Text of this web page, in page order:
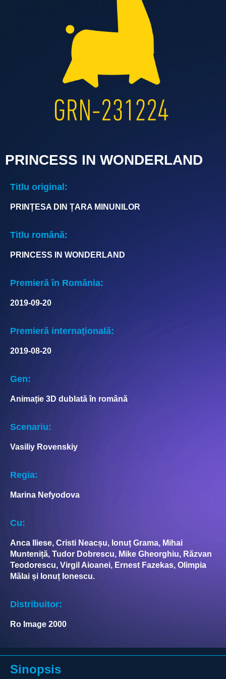
PRINCESS IN WONDERLAND
Titlu original:
PRINȚESA DIN ȚARA MINUNILOR
Titlu română:
PRINCESS IN WONDERLAND
Premieră în România:
2019-09-20
Premieră internațională:
2019-08-20
Gen:
Animație 3D dublată în română
Scenariu:
Vasiliy Rovenskiy
Regia:
Marina Nefyodova
Cu:
Anca Iliese, Cristi Neacșu, Ionuț Grama, Mihai
Munteniță, Tudor Dobrescu, Mike Gheorghiu, Răzvan
Teodorescu, Virgil Aioanei, Ernest Fazekas, Olimpia
Mălai și Ionuț Ionescu.
Distribuitor:
Ro Image 2000
Sinopsis